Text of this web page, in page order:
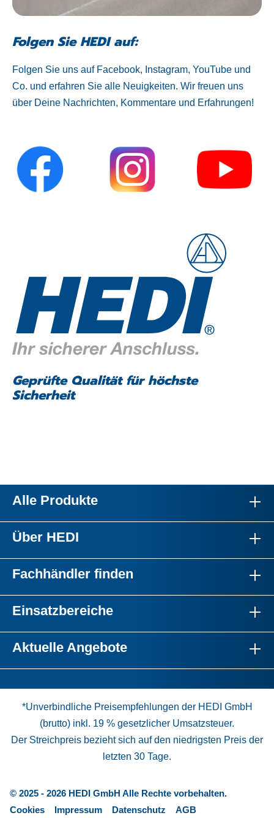
Folgen Sie HEDI auf:
Folgen Sie uns auf Facebook, Instagram, YouTube und
Co. und erfahren Sie alle Neuigkeiten. Wir freuen uns
über Deine Nachrichten, Kommentare und Erfahrungen!
Geprüfte Qualität für höchste
Sicherheit
Alle Produkte
Über HEDI
Fachhändler finden
Einsatzbereiche
Aktuelle Angebote
*Unverbindliche Preisempfehlungen der HEDI GmbH
(brutto) inkl. 19 % gesetzlicher Umsatzsteuer.
Der Streichpreis bezieht sich auf den niedrigsten Preis der
letzten 30 Tage.
© 2025 - 2026 HEDI GmbH Alle Rechte vorbehalten.
Cookies
Impressum Datenschutz AGB